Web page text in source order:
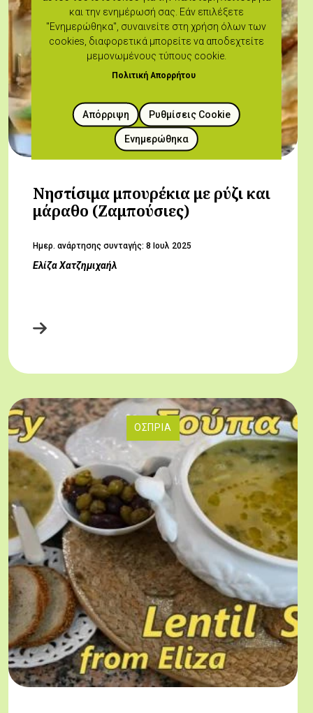
Νηστίσιμα μπουρέκια με ρύζι και
μάραθο (Ζαμπούσιες)
Hμερ. ανάρτησης συνταγής: 8 Ιουλ 2025
Ελίζα Χατζημιχαήλ
ΌΣΠΡΙΑ
και την ενημέρωσή σας. Εάν επιλέξετε
"Ενημερώθηκα", συναινείτε στη χρήση όλων των
cookies, διαφορετικά μπορείτε να αποδεχτείτε
μεμονωμένους τύπους cookie.
Πολιτική Απορρήτου
Ρυθμίσεις Cookie
Απόρριψη
Ενημερώθηκα